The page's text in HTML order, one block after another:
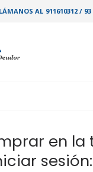
AL 911610312 / 93
en la
sesión: